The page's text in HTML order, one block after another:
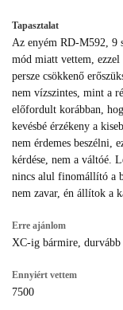
Tapasztalat
Az enyém RD-M592, 9
mód miatt vettem, ezzel
persze csökkenő
nem vízszintes, mint a
előfordult korábban,
kevésbé érzékeny a
nem érdemes beszélni,
kérdése, nem a váltóé.
nincs alul finomállító a
nem zavar, én állítok a
Erre ajánlom
XC-ig bármire, durvább
Ennyiért vettem
7500